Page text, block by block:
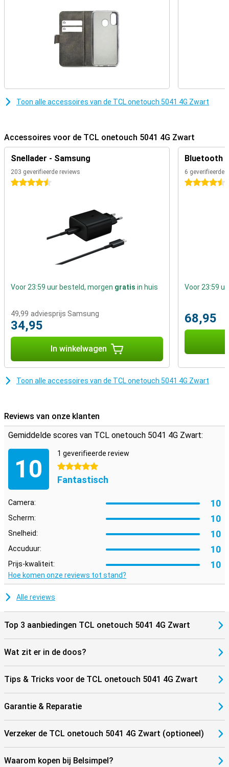
zonder moeite bellen, berichten sturen en door het menu
Toon alle accessoires van de TCL onetouch 5041 4G Zwart
Accessoires voor de TCL onetouch 5041 4G Zwart
Snellader - Samsung
203 geverifieerde reviews
4.5 sterren
Voor 23:59 uur besteld, morgen gratis in huis
49,99 adviesprijs Samsung
34,95
In winkelwagen
Bluetooth
6 geverifieerde
4.5 sterren
Voor 23:59
68,95
Toon alle accessoires van de TCL onetouch 5041 4G Zwart
Reviews van onze klanten
Gemiddelde scores van TCL onetouch 5041 4G Zwart:
10
1 geverifieerde review
5 sterren
Fantastisch
Camera: 10
Scherm: 10
Snelheid: 10
Accuduur: 10
Prijs-kwaliteit: 10
Hoe komen onze reviews tot stand?
Alle reviews
Top 3 aanbiedingen TCL onetouch 5041 4G Zwart
Wat zit er in de doos?
Tips & Tricks voor de TCL onetouch 5041 4G Zwart
Garantie & Reparatie
Verzeker de TCL onetouch 5041 4G Zwart (optioneel)
Waarom kopen bij Belsimpel?